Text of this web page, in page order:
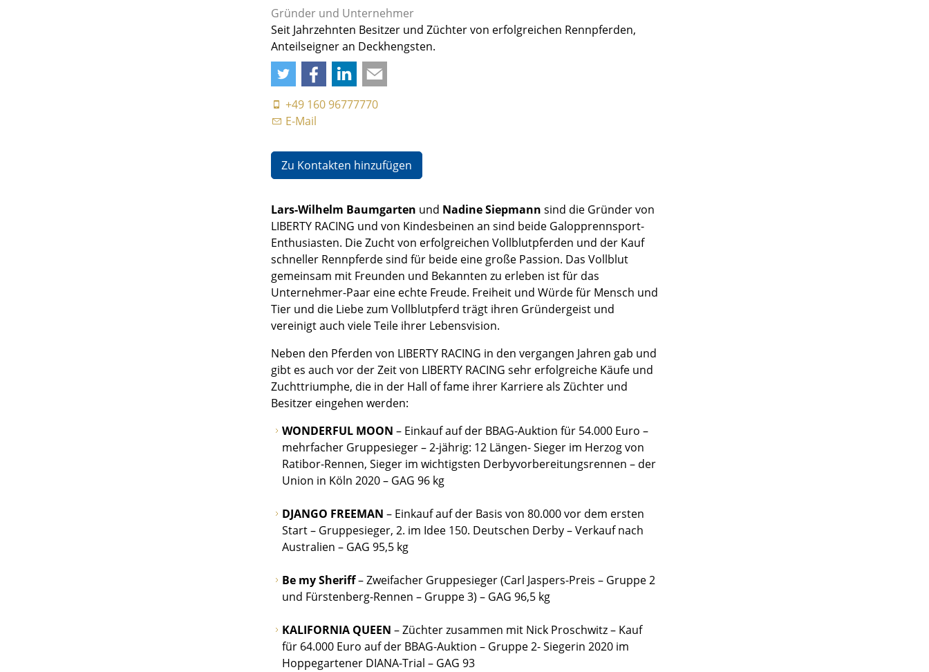
Gründer und Unternehmer
Seit Jahrzehnten Besitzer und Züchter von erfolgreichen Rennpferden,
Anteilseigner an Deckhengsten.
+49 160 96777770
E-Mail
Zu Kontakten hinzufügen
Lars-Wilhelm Baumgarten und Nadine Siepmann sind die Gründer von
LIBERTY RACING und von Kindesbeinen an sind beide Galopprennsport-
Enthusiasten. Die Zucht von erfolgreichen Vollblutpferden und der Kauf
schneller Rennpferde sind für beide eine große Passion. Das Vollblut
gemeinsam mit Freunden und Bekannten zu erleben ist für das
Unternehmer-Paar eine echte Freude. Freiheit und Würde für Mensch und
Tier und die Liebe zum Vollblutpferd trägt ihren Gründergeist und
vereinigt auch viele Teile ihrer Lebensvision.
Neben den Pferden von LIBERTY RACING in den vergangen Jahren gab und
gibt es auch vor der Zeit von LIBERTY RACING sehr erfolgreiche Käufe und
Zuchttriumphe, die in der Hall of fame ihrer Karriere als Züchter und
Besitzer eingehen werden:
WONDERFUL MOON – Einkauf auf der BBAG-Auktion für 54.000 Euro –
mehrfacher Gruppesieger – 2-jährig: 12 Längen- Sieger im Herzog von
Ratibor-Rennen, Sieger im wichtigsten Derbyvorbereitungsrennen – der
Union in Köln 2020 – GAG 96 kg
DJANGO FREEMAN – Einkauf auf der Basis von 80.000 vor dem ersten
Start – Gruppesieger, 2. im Idee 150. Deutschen Derby – Verkauf nach
Australien – GAG 95,5 kg
Be my Sheriff– Zweifacher Gruppesieger (Carl Jaspers-Preis – Gruppe 2
und Fürstenberg-Rennen – Gruppe 3) – GAG 96,5 kg
KALIFORNIA QUEEN – Züchter zusammen mit Nick Proschwitz – Kauf
für 64.000 Euro auf der BBAG-Auktion – Gruppe 2- Siegerin 2020 im
Hoppegartener DIANA-Trial – GAG 93